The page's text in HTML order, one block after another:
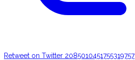
Retweet on Twitter 2085010451755319757